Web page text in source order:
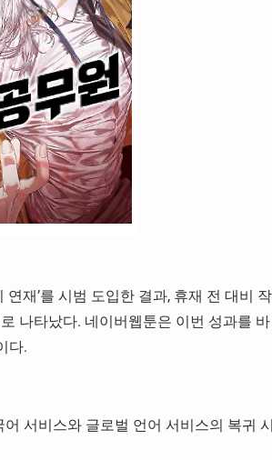
재’를 시범 도입한 결과, 휴재 전 대비 작
나타났다. 네이버웹툰은 이번 성과를 바
다.
서비스와 글로벌 언어 서비스의 복귀